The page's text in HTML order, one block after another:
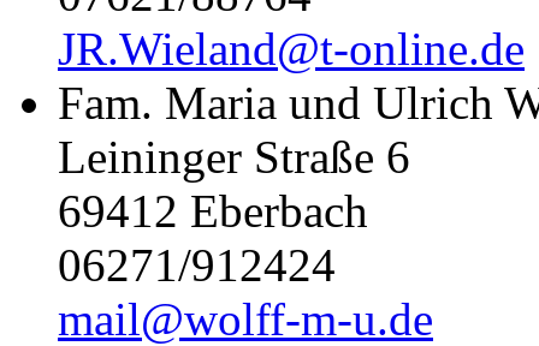
JR.Wieland@t-online.de
Fam. Maria und Ulrich
Leininger Straße 6
69412 Eberbach
06271/912424
mail@wolff-m-u.de